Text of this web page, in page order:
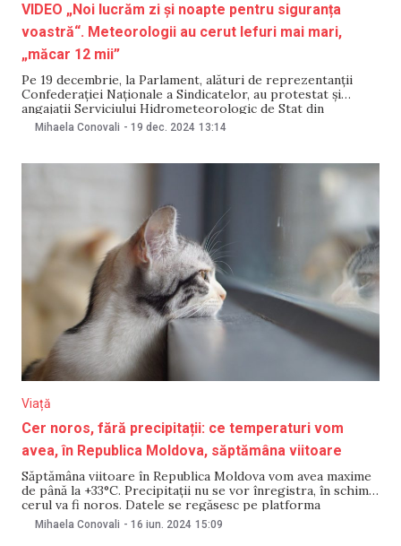
VIDEO „Noi lucrăm zi și noapte pentru siguranța
voastră“. Meteorologii au cerut lefuri mai mari,
„măcar 12 mii”
Pe 19 decembrie, la Parlament, alături de reprezentanții
Confederației Naționale a Sindicatelor, au protestat și
angajații Serviciului Hidrometeorologic de Stat din
Moldova. Ultimii au spus că salariile lor „sunt foarte mici” și
Mihaela Conovali - 19 dec. 2024 13:14
Viață
Cer noros, fără precipitații: ce temperaturi vom
avea, în Republica Moldova, săptămâna viitoare
Săptămâna viitoare în Republica Moldova vom avea maxime
de până la +33°C. Precipitații nu se vor înregistra, în schimb
cerul va fi noros. Datele se regăsesc pe platforma
Serviciului Hidrometeorologic de Stat. În perioada 17-23
Mihaela Conovali - 16 iun. 2024 15:09